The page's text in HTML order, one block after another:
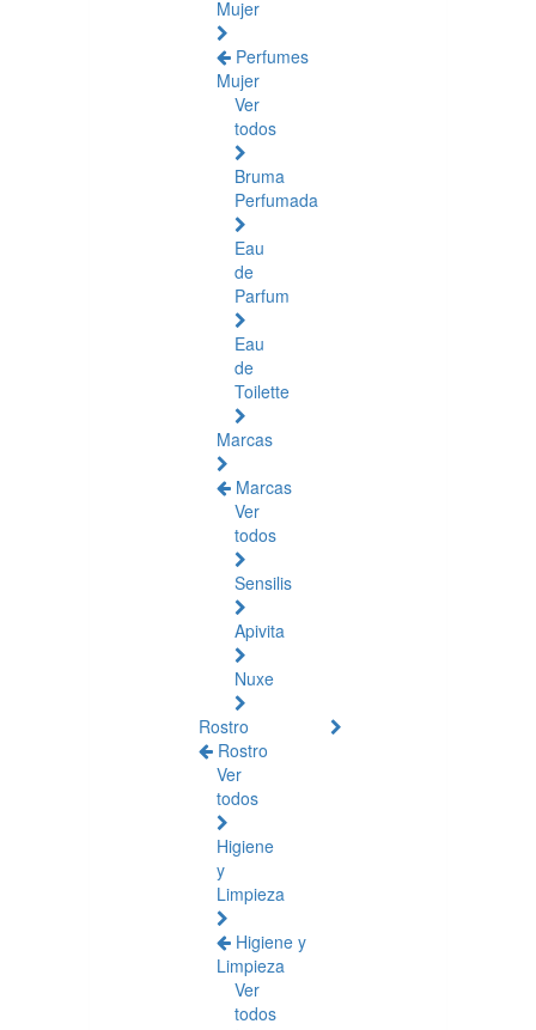
Mujer
Perfumes
Mujer
Ver
todos
Bruma
Perfumada
Eau
de
Parfum
Eau
de
Toilette
Marcas
Marcas
Ver
todos
Sensilis
Apivita
Nuxe
Rostro
Rostro
Ver
todos
Higiene
y
Limpieza
Higiene y
Limpieza
Ver
todos